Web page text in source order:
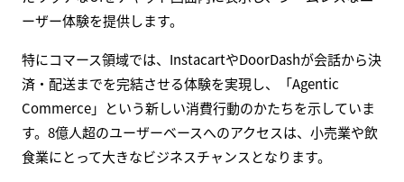
ーザー体験を提供します。
特にコマース領域では、InstacartやDoorDashが会話から決
済・配送までを完結させる体験を実現し、「Agentic
Commerce」という新しい消費行動のかたちを示していま
す。8億人超のユーザーベースへのアクセスは、小売業や飲
食業にとって大きなビジネスチャンスとなります。